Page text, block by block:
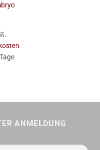
ANMELDUNG